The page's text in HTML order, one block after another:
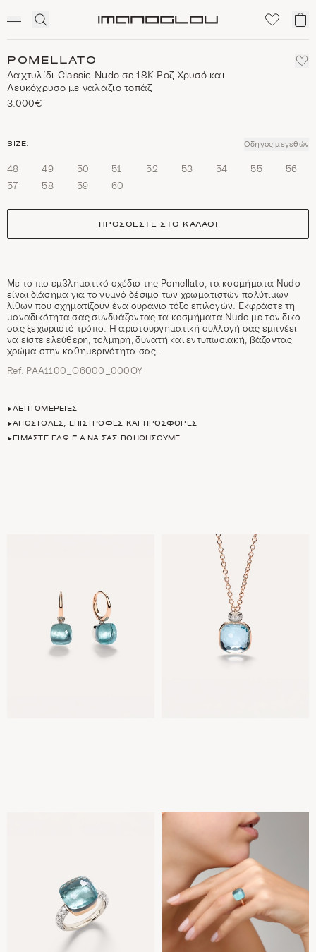
Click
search
Το
POMELLATO
Δαχτυλίδι Classic Nudo σε 18Κ Ροζ Χρυσό και
Λευκόχρυσο με γαλάζιο τοπάζ
3.000€
size
SIZE: Οδηγός μεγεθών
48 49 50 51 52 53 54 55
56
57
58 59 60
ΠΡΟΣΘΈΣΤΕ ΣΤΟ ΚΑΛΆΘΙ
Με το πιο εμβληματικό σχέδιο της Pomellato, τα κοσμήματα Nudo
είναι διάσημα για το γυμνό δέσιμο των χρωματιστών πολύτιμων
λίθων που σχηματίζουν ένα ουράνιο τόξο επιλογών. Εκφράστε τη
μοναδικότητα σας συνδυάζοντας τα κοσμήματα Nudo με τον δικό
σας ξεχωριιστό τρόπο. Η αριστουργηματική συλλογή σας εμπνέει
να είστε ελεύθερη, τολμηρή, δυνατή και εντυπωσιακή, βάζοντας
χρώμα στην καθημερινότητα σας.
Ref. PAA1100_O6000_000OY
ΛΕΠΤΟΜΈΡΕΙΕΣ
ΑΠΟΣΤΟΛΈΣ, ΕΠΙΣΤΡΟΦΈΣ ΚΑΙ ΠΡΟΣΦΟΡΈΣ
ΕΊΜΑΣΤΕ ΕΔΏ ΓΙΑ ΝΑ ΣΑΣ ΒΟΗΘΉΣΟΥΜΕ